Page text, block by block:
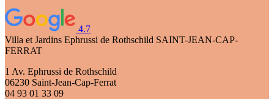
4.7
Villa et Jardins Ephrussi de Rothschild SAINT-JEAN-CAP-
FERRAT
1 Av. Ephrussi de Rothschild
06230 Saint-Jean-Cap-Ferrat
04 93 01 33 09